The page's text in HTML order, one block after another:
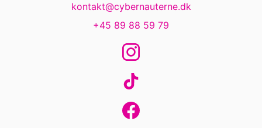
kontakt@cybernauterne.dk
+45 89 88 59 79